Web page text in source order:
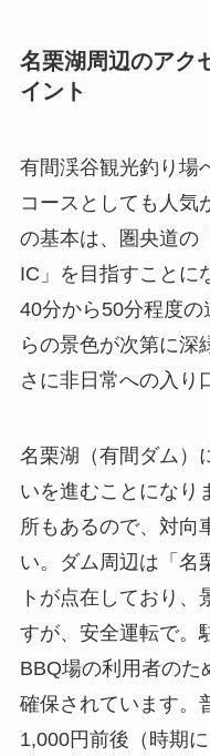
名栗湖周辺のアク
イント
有間渓谷観光釣り場
コースとしても人気
の基本は、圏央道の
IC」を目指すことに
40分から50分程度
らの景色が次第に深
さに非日常への入り
名栗湖（有間ダム）
いを進むことになり
所もあるので、対向
い。ダム周辺は「名
トが点在しており
すが、安全運転で。
BBQ場の利用者のた
確保されています。
1,000円前後（時期